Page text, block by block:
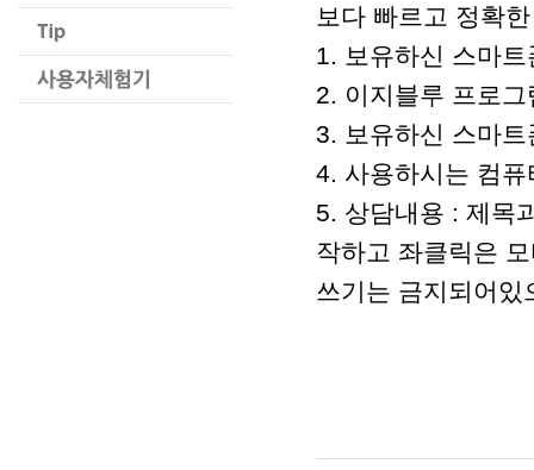
보다 빠르고 정확
1. 보유하신 스마
2. 이지블루 프로
3. 보유하신 스마
4. 사용하시는 컴
5. 상담내용 : 제목
작하고 좌클릭은
쓰기는 금지되어있